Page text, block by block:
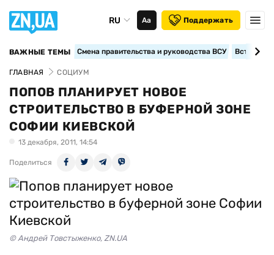
RU Аа Поддержать
ВАЖНЫЕ ТЕМЫ Смена правительства и руководства ВСУ
ГЛАВНАЯ СОЦИУМ
ПОПОВ ПЛАНИРУЕТ НОВОЕ
СТРОИТЕЛЬСТВО В БУФЕРНОЙ ЗОНЕ
СОФИИ КИЕВСКОЙ
13 декабря, 2011, 14:54
Поделиться
© Андрей Товстыженко, ZN.UA